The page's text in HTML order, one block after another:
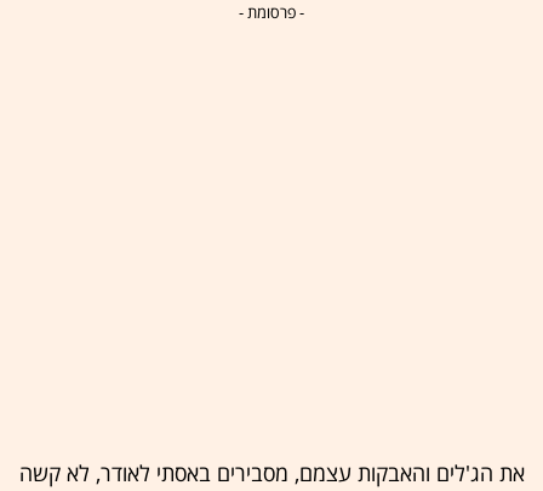
- פרסומת -
את הג'לים והאבקות עצמם, מסבירים באסתי לאודר, לא קשה